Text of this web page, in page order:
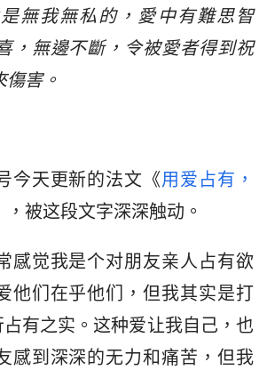
無我無私的，愛中有難思智
，無邊不斷，令被愛者得到祝
害。
今天更新的法文《用爱占有，
，被这段文字深深触动。
感觉我是个对朋友亲人占有欲
他们在乎他们，但我其实是打
占有之实。这种爱让我自己，也
感到深深的无力和痛苦，但我